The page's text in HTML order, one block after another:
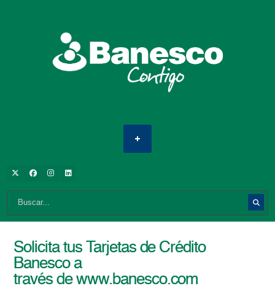
Solicita tus Tarjetas de Crédito
Banesco a
través de www.banesco.com